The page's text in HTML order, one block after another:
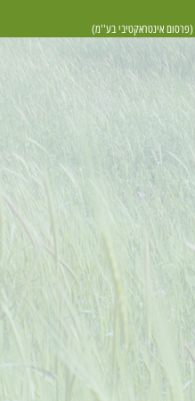
(פרסום אינטראקטיבי בע''מ)